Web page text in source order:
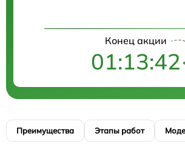
Конец акции
01:13:42
Преимущества Этапы работ